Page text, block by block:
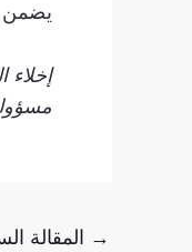
يضمن
→ المقالة